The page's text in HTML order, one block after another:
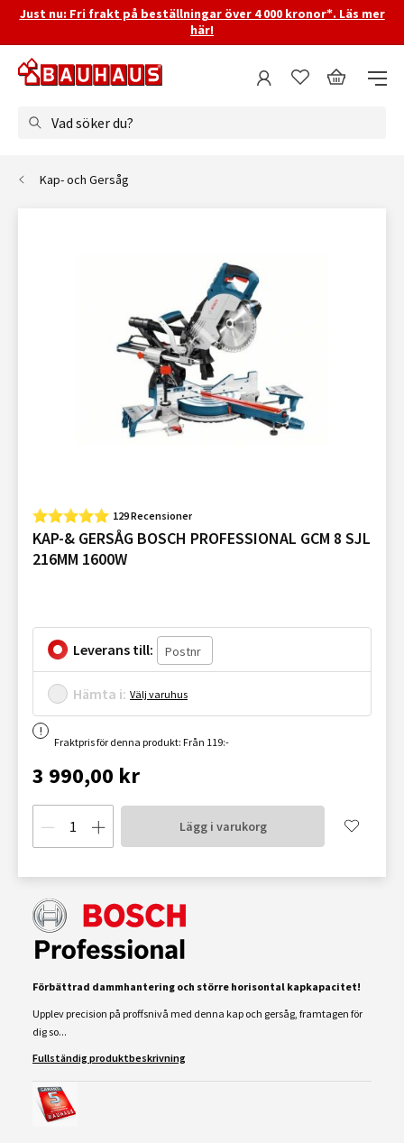
Just nu: Fri frakt på beställningar över 4 000 kronor*. Läs mer
här!
Vad söker du?
Kap- och Gersåg
129 Recensioner
KAP-& GERSÅG BOSCH PROFESSIONAL GCM 8 SJL
216MM 1600W
Leverans till:
Hämta i: Välj varuhus
Fraktpris för denna produkt: Från 119:-
3 990,00 kr
Lägg i varukorg
Förbättrad dammhantering och större horisontal kapkapacitet!
Upplev precision på proffsnivå med denna kap och gersåg, framtagen för
dig so...
Fullständig produktbeskrivning